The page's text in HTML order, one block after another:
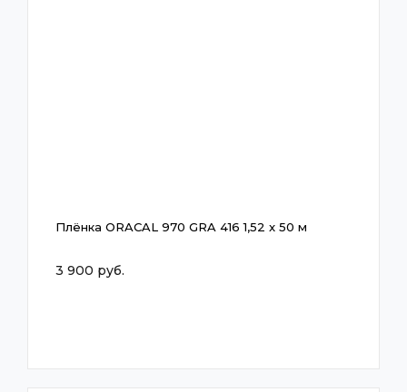
Плёнка ORACAL 970 GRA 416 1,52 x 50 м
3 900 руб.